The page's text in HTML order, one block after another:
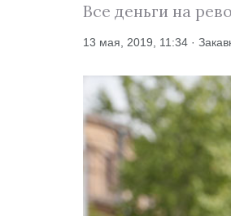
Все деньги на
13 мая, 2019, 11:34 ·